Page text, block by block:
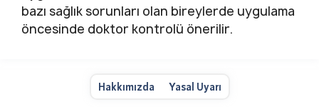
bazı sağlık sorunları olan bireylerde uygulama
öncesinde doktor kontrolü önerilir.
Hakkımızda Yasal Uyarı